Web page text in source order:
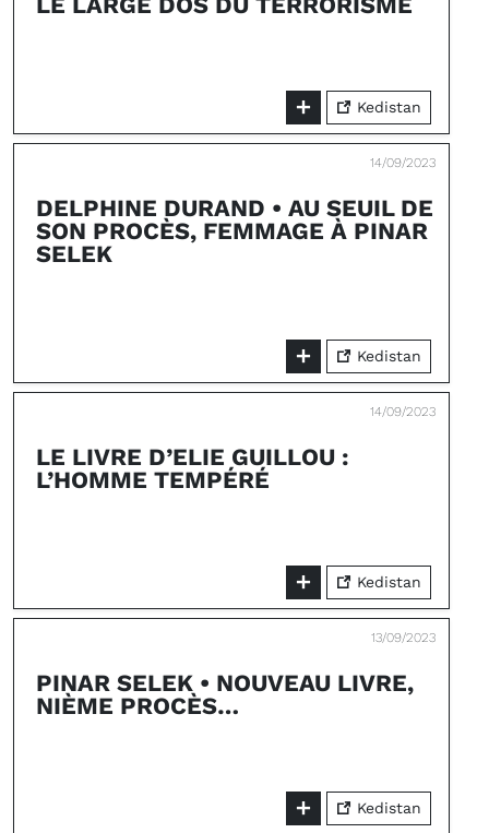
Kedistan
14/09/2023
DELPHINE DURAND • AU SEUIL DE
SON PROCÈS, FEMMAGE À PINAR
SELEK
Kedistan
14/09/2023
LE LIVRE D’ELIE GUILLOU :
L’HOMME TEMPÉRÉ
Kedistan
13/09/2023
PINAR SELEK • NOUVEAU LIVRE,
NIÈME PROCÈS…
Kedistan